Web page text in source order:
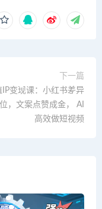
下一篇
IP变现课：小红书差异
，文案点赞成金， AI
高效做短视频